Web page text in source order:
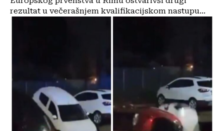
rezultat u večerašnjem kvalifikacijskom nastupu...